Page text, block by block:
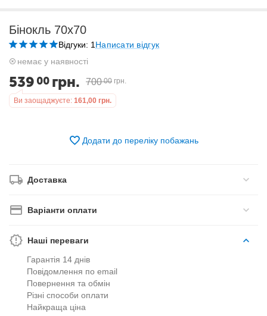
Бінокль 70x70
Відгуки: 1 Написати відгук
немає у наявності
539 00 грн. 700 00 грн.
Ви заощаджуєте: 161,00 грн.
Додати до переліку побажань
Доставка
Варіанти оплати
Наші переваги
Гарантія 14 днів
Повідомлення по email
Повернення та обмін
Різні способи оплати
Найкраща ціна